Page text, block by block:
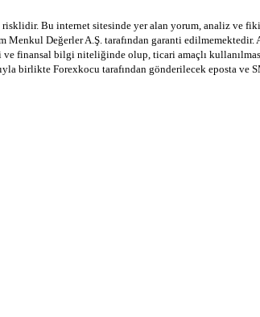
Bu internet sitesinde yer alan yorum, analiz ve
Değerler A.Ş. tarafından garanti
finansal bilgi niteliğinde olup, ticari amaçlı
birlikte Forexkocu tarafından gönderilecek eposta ve